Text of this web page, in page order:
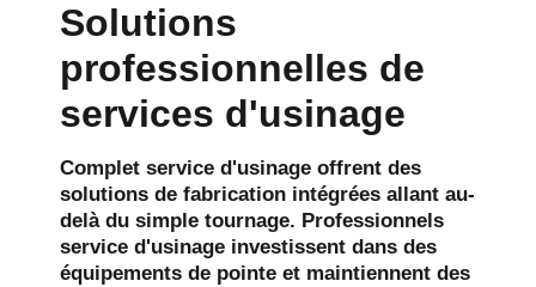
Solutions
professionnelles de
services d'usinage
Complet service d'usinage offrent des
solutions de fabrication intégrées allant au-
delà du simple tournage. Professionnels
service d'usinage investissent dans des
équipements de pointe et maintiennent des